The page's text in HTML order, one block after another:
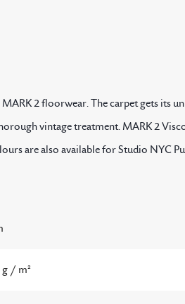
2 floorwear. The carpet gets its
vintage treatment. MARK 2
are also available for Studio NYC
/ m²